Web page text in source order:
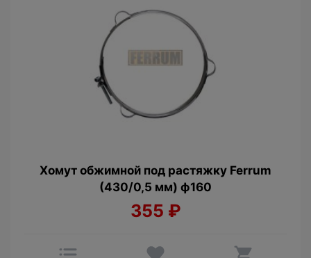
Хомут обжимной под растяжку Ferrum
(430/0,5 мм) ф160
355 ₽